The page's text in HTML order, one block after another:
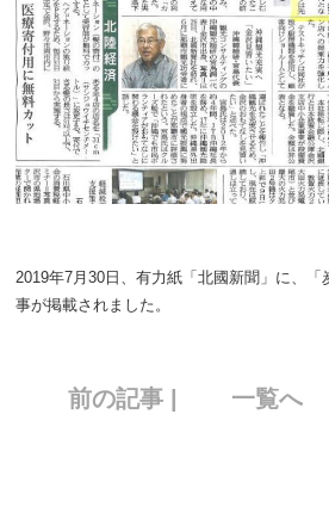
2019年7月30日、有力紙「北國新聞」に、
事が掲載されました。
前の記事 | 一覧へ